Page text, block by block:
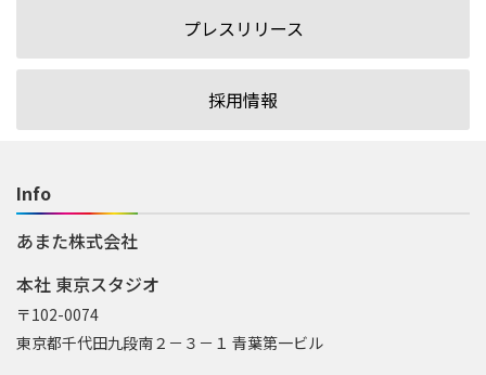
プレスリリース
採用情報
Info
あまた株式会社
本社 東京スタジオ
〒102-0074
東京都千代田九段南２－３－１ 青葉第一ビル